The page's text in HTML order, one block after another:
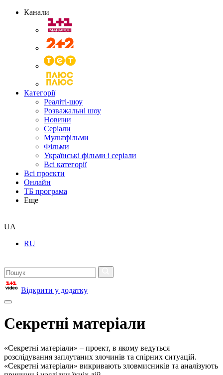
Канали
Категорії
Реаліті-шоу
Розважальні шоу
Новини
Серіали
Мультфільми
Фільми
Українські фільми і серіали
Всі категорії
Всі проєкти
Онлайн
ТБ програма
Еще
UA
RU
Відкрити у додатку
Секретні матеріали
«Секретні матеріали» – проект, в якому ведуться
розслідування заплутаних злочинів та спірних ситуацій.
«Секретні матеріали» викривають зловмисників та аналізують